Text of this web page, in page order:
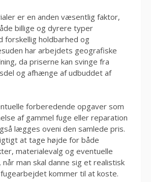
er en anden væsentlig faktor,
billige og dyrere typer
forskellig holdbarhed og
har arbejdets geografiske
da priserne kan svinge fra
og afhænge af udbuddet af
forberedende opgaver som
af gammel fuge eller reparation
lægges oveni den samlede pris.
at tage højde for både
materialevalg og eventuelle
man skal danne sig et realistisk
kommer til at koste.